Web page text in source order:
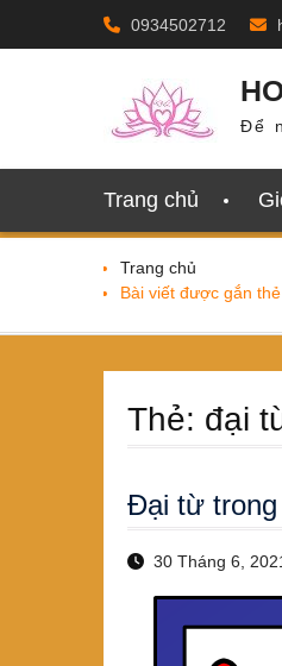
0934502712
Để
Trang chủ
Trang chủ
Bài viết được gắn
Thẻ: đại
Đại từ trong
30 Tháng 6,